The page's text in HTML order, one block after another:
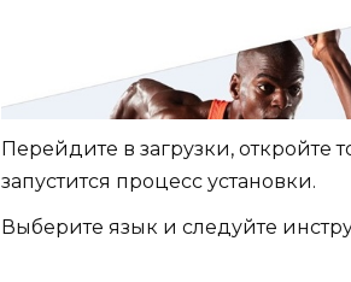
Перейдите в загрузки, откройте
запустится процесс установки.
Выберите язык и следуйте